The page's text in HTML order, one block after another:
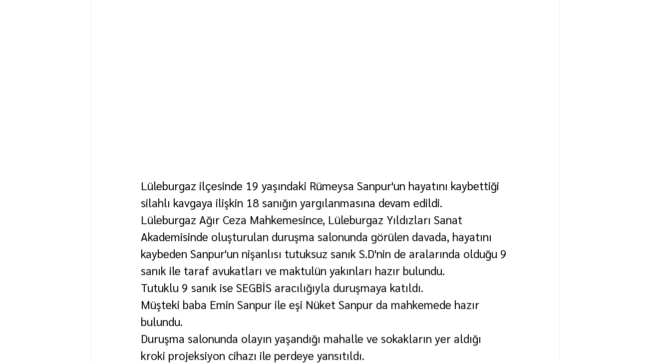
Lüleburgaz ilçesinde 19 yaşındaki Rümeysa Sanpur'un hayatını kaybettiği
silahlı kavgaya ilişkin 18 sanığın yargılanmasına devam edildi.
Lüleburgaz Ağır Ceza Mahkemesince, Lüleburgaz Yıldızları Sanat
Akademisinde oluşturulan duruşma salonunda görülen davada, hayatını
kaybeden Sanpur'un nişanlısı tutuksuz sanık S.D'nin de aralarında olduğu 9
sanık ile taraf avukatları ve maktulün yakınları hazır bulundu.
Tutuklu 9 sanık ise SEGBİS aracılığıyla duruşmaya katıldı.
Müşteki baba Emin Sanpur ile eşi Nüket Sanpur da mahkemede hazır
bulundu.
Duruşma salonunda olayın yaşandığı mahalle ve sokakların yer aldığı
kroki projeksiyon cihazı ile perdeye yansıtıldı.